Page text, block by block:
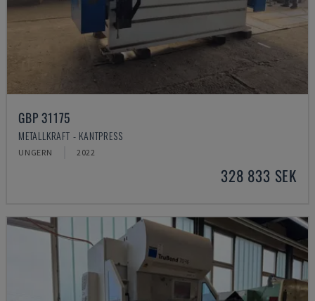
GBP 31175
METALLKRAFT - KANTPRESS
UNGERN 2022
328 833 SEK